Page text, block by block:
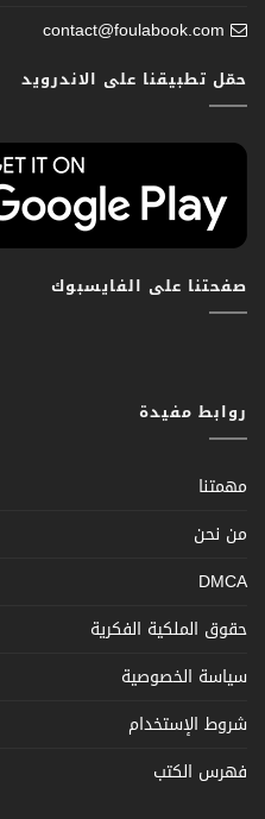
contact@foulabook.com
حمّل تطبيقنا على الاندرويد
صفحتنا على الفايسبوك
روابط مفيدة
مهمتنا
من نحن
DMCA
حقوق الملكية الفكرية
سياسة الخصوصية
شروط الإستخدام
فهرس الكتب